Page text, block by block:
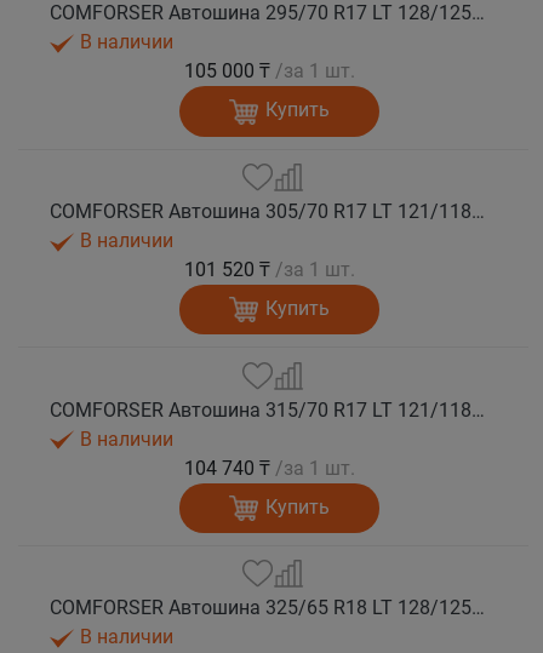
COMFORSER Автошина 295/70 R17 LT 128/125Q CF9000 R/T RWL 10PR лето
В наличии
105 000 ₸ /за 1 шт.
Купить
COMFORSER Автошина 305/70 R17 LT 121/118Q CF9000 R/T RWL 10PR лето
В наличии
101 520 ₸ /за 1 шт.
Купить
COMFORSER Автошина 315/70 R17 LT 121/118Q CF9000 R/T RWL 10PR лето
В наличии
104 740 ₸ /за 1 шт.
Купить
COMFORSER Автошина 325/65 R18 LT 128/125Q CF9000 R/T RWL 12PR лето
В наличии